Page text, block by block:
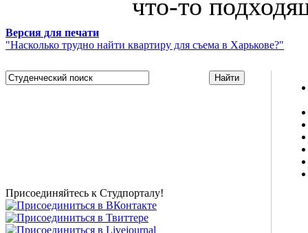
что-то
Версия для печати
"Насколько трудно найти квартиру для съема в Харькове?"
Присоединяйтесь к Студпорталу!